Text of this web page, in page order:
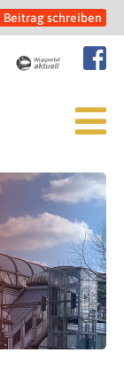
Beitrag schreiben